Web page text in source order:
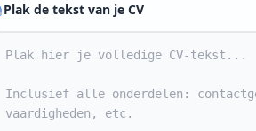
Plak de tekst van je CV